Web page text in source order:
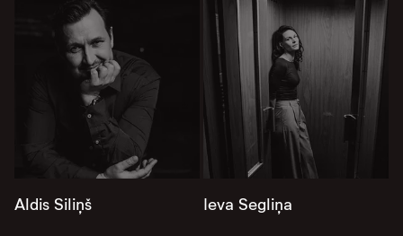
Aldis Siliņš Ieva Segliņa